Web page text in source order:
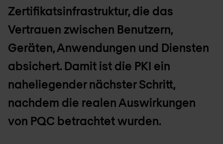
Zertifikatsinfrastruktur, die das
Vertrauen zwischen Benutzern,
Geräten, Anwendungen und Diensten
absichert. Damit ist die PKI ein
naheliegender nächster Schritt,
nachdem die realen Auswirkungen
von PQC betrachtet wurden.